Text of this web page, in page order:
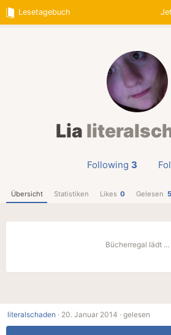
Lesetagebuch
Lia
Following 3
Übersicht Statistiken Likes 0 Gelesen
Bücherregal lädt …
literalschaden · 20. Januar 2014 · gelesen